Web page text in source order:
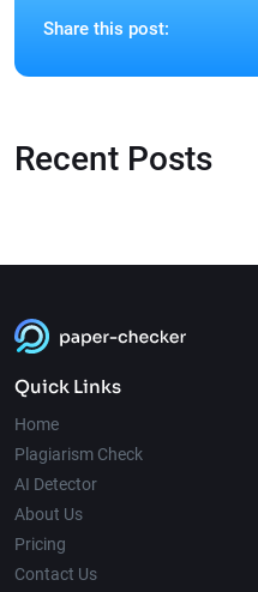
Share this post:
Recent Posts
Quick Links
Home
Plagiarism Check
AI Detector
About Us
Pricing
Contact Us